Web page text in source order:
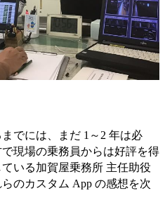
でには、まだ 1～2 年は必
現場の乗務員からは好評を得
いる加賀屋乗務所 主任助役
のカスタム App の感想を次